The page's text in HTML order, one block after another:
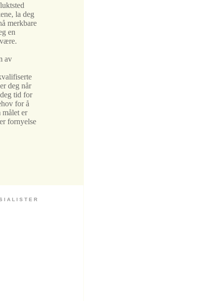
la deg
merkbare
en
av
deg når
tid for
for å
målet er
fornyelse
A L I S T E R